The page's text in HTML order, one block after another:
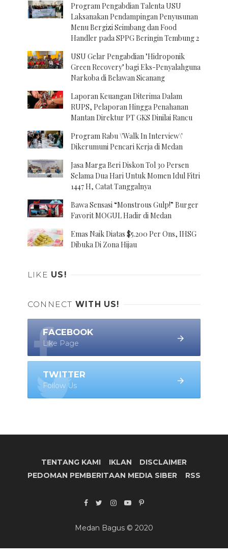
Program Pengabdian Talenta USU
Laksanakan Pendampingan Penyusunan
Menu Bergizi Seimbang dan Food
Handler pada SPPG Beringin Tembung 2
USU Gelar Pengabdian "Hidroponik
Green Recovery" bagi Eks-Penyalahguna
Narkoba di Belawan Sicanang
Laporan Keuangan Diterima Dalam
RUPS, Pelaporan Hingga Penahanan
Mantan Direktur PT GKS Dinilai Rancu
Program Rabu \'Walk In Interview\'
Dikerumuni Pencari Kerja di Medan
Jasa Marga Beri Diskon Tol 30 Persen
Selama Dua Hari Untuk Momen Idul Fitri
1447 H, Catat Tanggalnya
Bawa Sensasi “Monstrous Gulp!” Burger
Favorit MOGUL Hadir di Medan
Emas Naik Diatas $5.200 Per Ons, IHSG
Dibuka Di Zona Hijau
LIKE US!
CONNECT WITH US!
FACEBOOK
Like Page
TWITTER
Follow Us
TENTANG KAMI IKLAN
DISCLAIMER
PEDOMAN PEMBERITAAN MEDIA SIBER
RSS
Medan Bagus © 2020